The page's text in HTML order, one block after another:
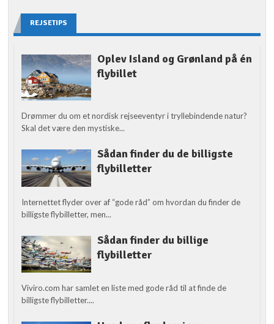
REJSETIPS
Oplev Island og Grønland på én
flybillet
Drømmer du om et nordisk rejseeventyr i tryllebindende natur?
Skal det være den mystiske...
Sådan finder du de billigste
flybilletter
Internettet flyder over af “gode råd” om hvordan du finder de
billigste flybilletter, men...
Sådan finder du billige
flybilletter
Viviro.com har samlet en liste med gode råd til at finde de
billigste flybilletter....